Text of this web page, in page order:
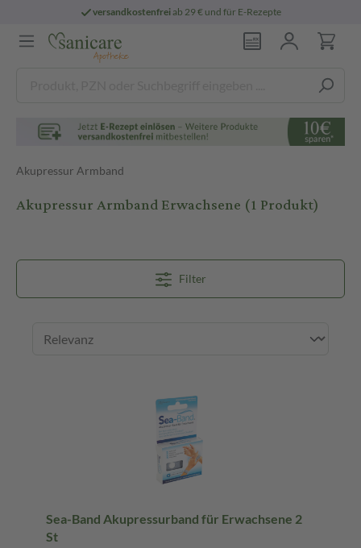
versandkostenfreiab 29 € und für E-Rezepte
Akupressur Armband
Akupressur Armband Erwachsene (1 Produkt)
Filter
Sea-Band Akupressurband für Erwachsene 2
St